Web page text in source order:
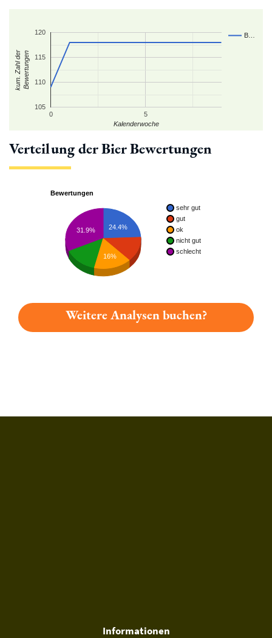
B…
0 5
105
110
115
120
Kalenderwoche
kum. Zahl derBewertungen
Verteilung der Bier Bewertungen
Bewertungen
sehr gut
gut
ok
nicht gut
schlecht
24.4%
31.9%
16%
Weitere Analysen buchen?
Informationen